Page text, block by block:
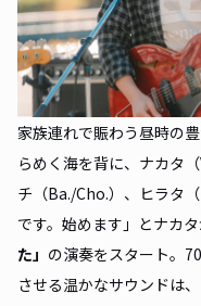
家族連れで賑わう昼時の
らめく海を背に、ナカタ
チ（Ba./Cho.）、ヒラタ
です。始めます」とナカタ
た」 の演奏をスタート。
させる温かなサウンドは